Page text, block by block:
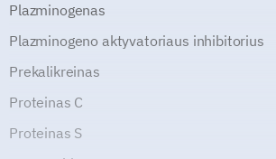
Plazminogenas
Plazminogeno aktyvatoriaus inhibitorius
Prekalikreinas
Proteinas C
Proteinas S